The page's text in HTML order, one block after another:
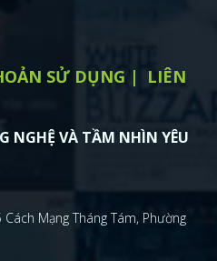
SỬ DỤNG
LIÊN
NGHỆ VÀ TẦM NHÌN YÊU
Mạng Tháng Tám, Phường